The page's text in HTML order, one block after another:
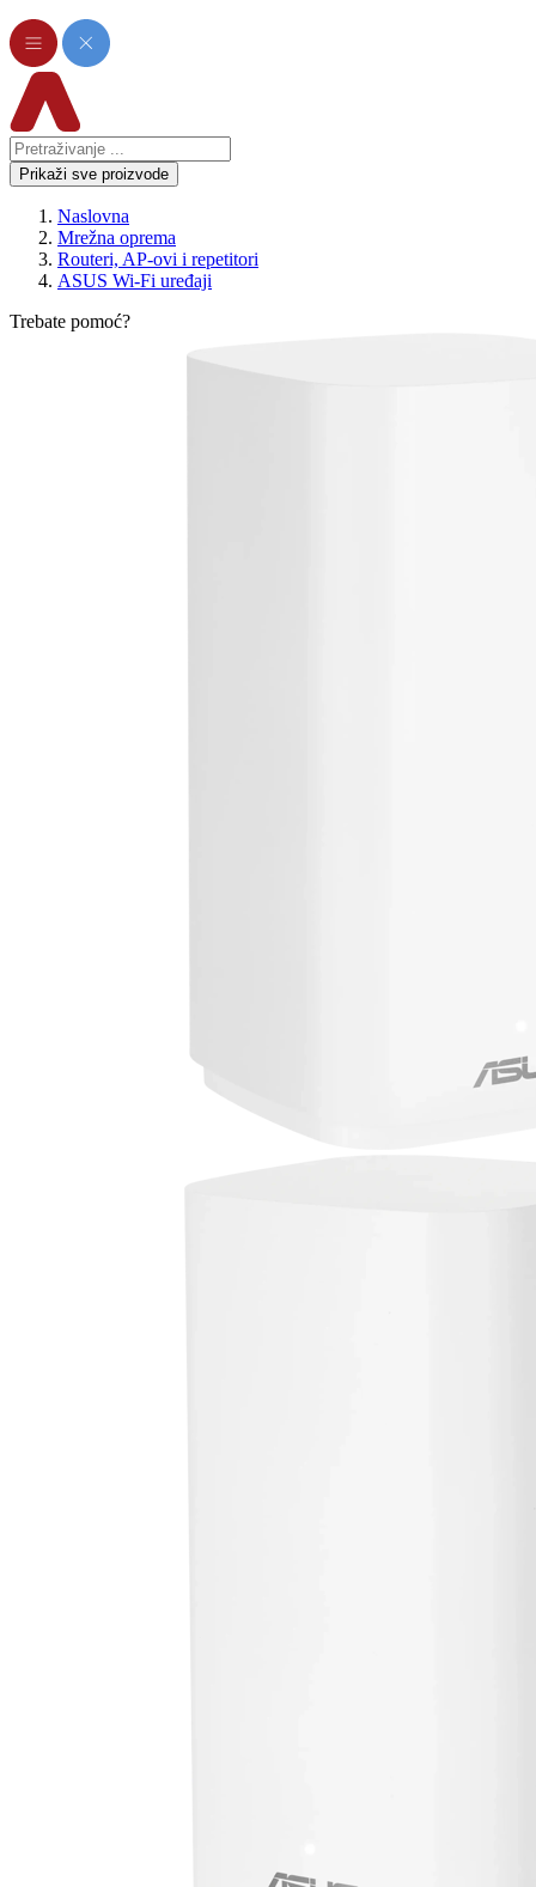
Prikaži sve proizvode
Naslovna
Mrežna oprema
Routeri, AP-ovi i repetitori
ASUS Wi-Fi uređaji
Trebate pomoć?